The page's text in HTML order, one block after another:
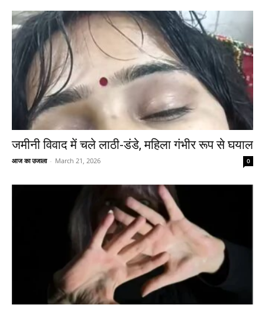
जमीनी विवाद में चले लाठी-डंडे, महिला गंभीर रूप से घयाल
आज का उजाला - March 21, 2026 0